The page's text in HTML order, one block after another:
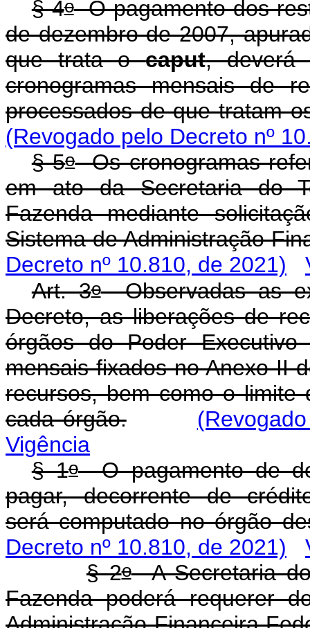
§ 4oO pagamento dos
de dezembro de 2007,
que trata ocaput, deverá
cronogramas mensais de
processados de que tratam
(Revogado pelo Decreto nº
§ 5oOs cronogramas
em ato da Secretaria do
Fazenda mediante
Sistema de Administração
Decreto nº 10.810, de 2021)
Art. 3oObservadas as
Decreto, as liberações de
órgãos do Poder
mensais fixados no Anexo II
recursos, bem como o
cada órgão.
Vigência
§ 1oO pagamento de
pagar, decorrente de
será computado no órgão
Decreto nº 10.810, de 2021)
§ 2oA Secretaria do
Fazenda poderá requerer